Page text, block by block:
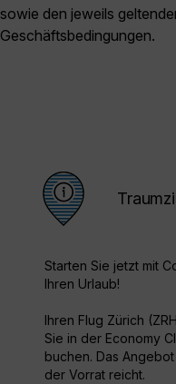
sowie den jeweils
Geschäftsbedingungen.
Starten Sie jetzt mit
Ihren Urlaub!
Ihren Flug Zürich
Sie in der Economy
buchen. Das
der Vorrat reicht.